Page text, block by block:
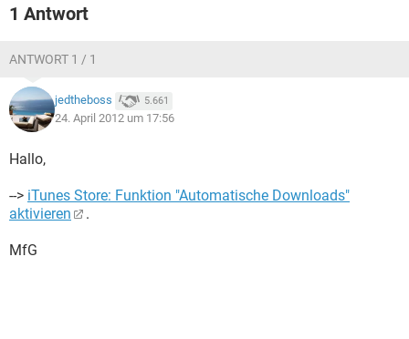
1 Antwort
ANTWORT 1 / 1
jedtheboss 5.661
24. April 2012 um 17:56
Hallo,
--> iTunes Store: Funktion "Automatische Downloads"
aktivieren
.
MfG